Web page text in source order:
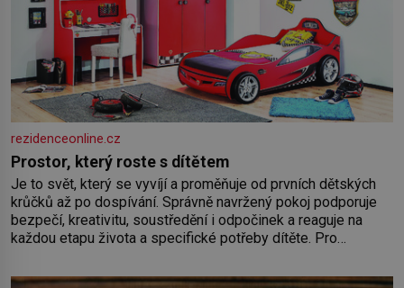
rezidenceonline.cz
Prostor, který roste s dítětem
Je to svět, který se vyvíjí a proměňuje od prvních dětských
krůčků až po dospívání. Správně navržený pokoj podporuje
bezpečí, kreativitu, soustředění i odpočinek a reaguje na
každou etapu života a specifické potřeby dítěte. Pro
by pokoj miminka měl působit především klidně a útulně.